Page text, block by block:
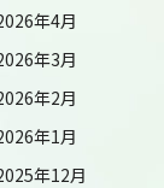
年4月
年3月
年2月
年1月
年12月